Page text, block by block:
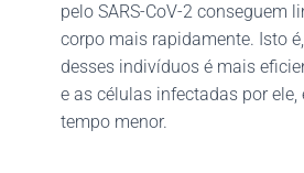
pelo SARS-CoV-2 conseguem
corpo mais rapidamente. Isto
desses indivíduos é mais
e as células infectadas por
tempo menor.